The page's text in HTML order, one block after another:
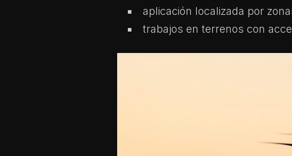
aplicación localizada por
trabajos en terrenos con